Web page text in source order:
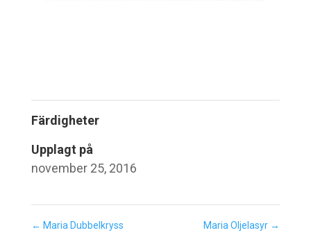
Färdigheter
Upplagt på
november 25, 2016
← Maria Dubbelkryss Maria Oljelasyr →